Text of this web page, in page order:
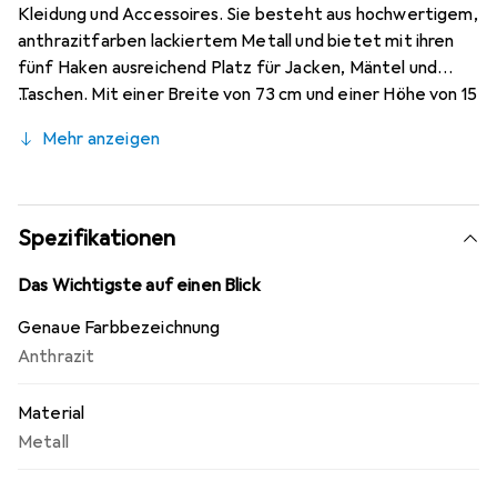
Kleidung und Accessoires. Sie besteht aus hochwertigem,
anthrazitfarben lackiertem Metall und bietet mit ihren
fünf Haken ausreichend Platz für Jacken, Mäntel und
Taschen. Mit einer Breite von 73 cm und einer Höhe von 15
Wohnräume ein, sei es im Flur, im Eingangsbereich oder in
sie zu einem vielseitigen Möbelstück, das sowohl in
zeitgenössischen als auch in klassischen Einrichtungsstilen
gut zur Geltung kommt. Die lackierte Oberfläche sorgt
nicht nur für eine ansprechende Optik, sondern auch für
Garderobenleiste ist eine praktische Ergänzung für jeden
Haushalt, der Wert auf Ordnung und Stil legt.
Mehr anzeigen
Spezifikationen
Das Wichtigste auf einen Blick
Genaue Farbbezeichnung
Anthrazit
Material
Metall